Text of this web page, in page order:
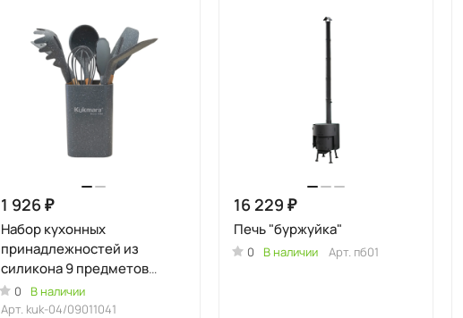
1 926 ₽
Набор кухонных
принадлежностей из
силикона 9 предметов
Светлый мрамор
0
В наличии
Арт. kuk-04/09011041
16 229 ₽
Печь "буржуйка"
0 В наличии Арт. пб01